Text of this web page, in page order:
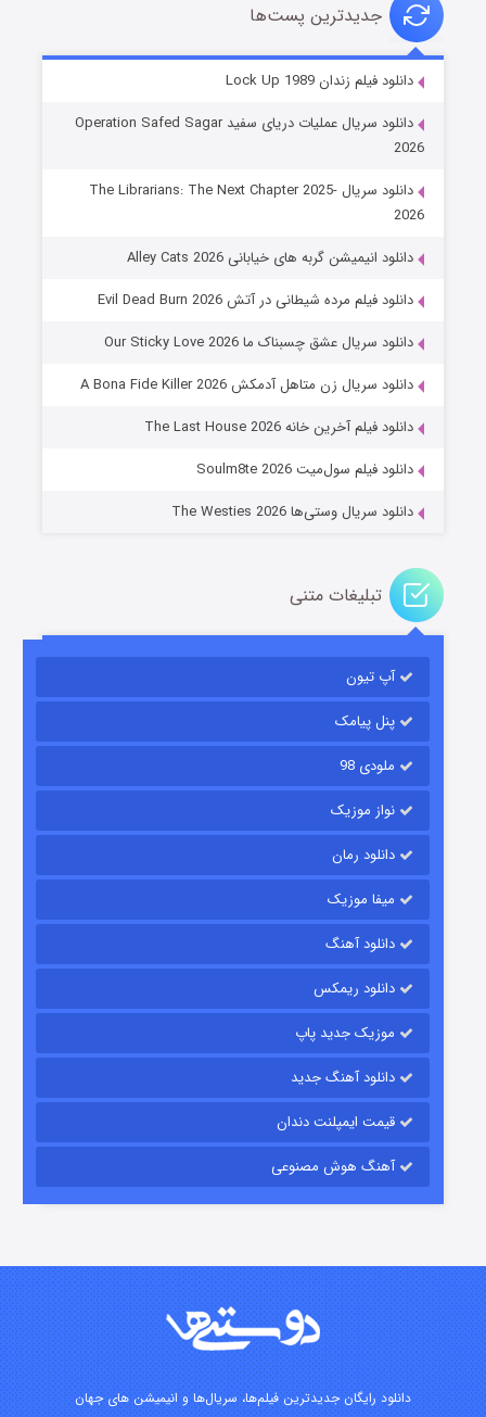
شوهر
عملیات آپارتمان
قسمت۲ (زیرنویس) منتشر شد
قسمت
شوگر فصل ۲
جدیدترین پست‌ها
دانلود فیلم زندان Lock Up 1989
دانلود سریال عملیات دریای سفید Operation Safed Sagar
2026
دانلود سریال The Librarians: The Next Chapter 2025-
2026
دانلود انیمیشن گربه های خیابانی Alley Cats 2026
دانلود فیلم مرده شیطانی در آتش Evil Dead Burn 2026
دانلود سریال عشق چسبناک ما Our Sticky Love 2026
دانلود سریال زن متاهل آدمکش A Bona Fide Killer 2026
دانلود فیلم آخرین خانه The Last House 2026
دانلود فیلم سول‌میت Soulm8te 2026
دانلود سریال وستی‌ها The Westies 2026
تبلیغات متنی
آپ تیون
پنل پیامک
ملودی 98
نواز موزیک
دانلود رمان
میفا موزیک
دانلود آهنگ
دانلود ریمکس
موزیک جدید پاپ
دانلود آهنگ جدید
قیمت ایمپلنت دندان
آهنگ هوش مصنوعی
دانلود رایگان جدیدترین فیلم‌ها، سریال‌ها و انیمیشن های جهان